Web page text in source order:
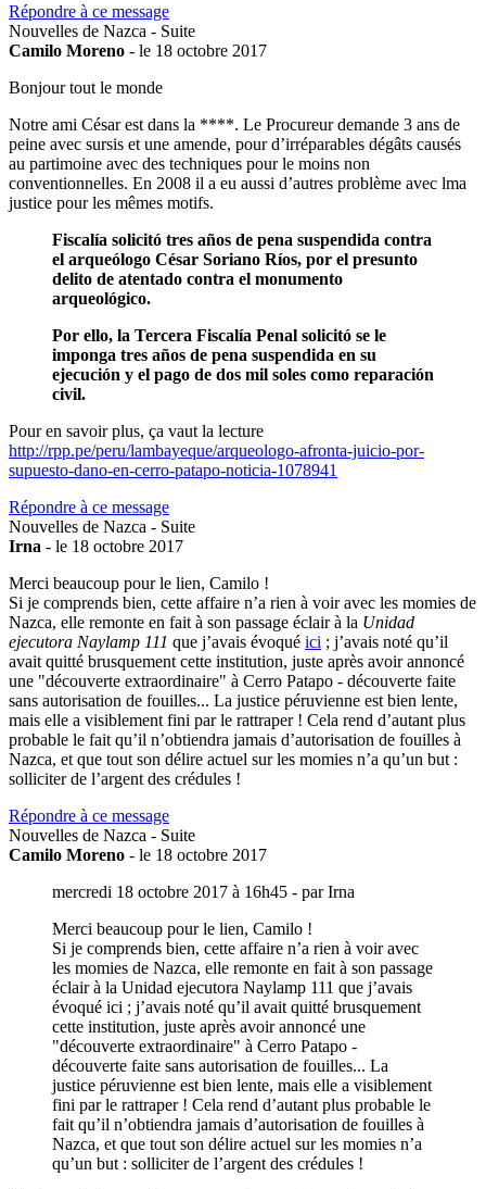
Répondre à ce message
Nouvelles de Nazca - Suite
Camilo Moreno - le 18 octobre 2017
Bonjour tout le monde
Notre ami César est dans la ****. Le Procureur demande 3 ans de
peine avec sursis et une amende, pour d’irréparables dégâts causés
au partimoine avec des techniques pour le moins non
conventionnelles. En 2008 il a eu aussi d’autres problème avec lma
justice pour les mêmes motifs.
Fiscalía solicitó tres años de pena suspendida contra
el arqueólogo César Soriano Ríos, por el presunto
delito de atentado contra el monumento
arqueológico.
Por ello, la Tercera Fiscalía Penal solicitó se le
imponga tres años de pena suspendida en su
ejecución y el pago de dos mil soles como reparación
civil.
Pour en savoir plus, ça vaut la lecture
http://rpp.pe/peru/lambayeque/arqueologo-afronta-juicio-por-
supuesto-dano-en-cerro-patapo-noticia-1078941
Répondre à ce message
Nouvelles de Nazca - Suite
Irna - le 18 octobre 2017
Merci beaucoup pour le lien, Camilo !
Si je comprends bien, cette affaire n’a rien à voir avec les momies de
Nazca, elle remonte en fait à son passage éclair à la Unidad
ejecutora Naylamp 111 que j’avais évoqué ici ; j’avais noté qu’il
avait quitté brusquement cette institution, juste après avoir annoncé
une "découverte extraordinaire" à Cerro Patapo - découverte faite
sans autorisation de fouilles... La justice péruvienne est bien lente,
mais elle a visiblement fini par le rattraper ! Cela rend d’autant plus
probable le fait qu’il n’obtiendra jamais d’autorisation de fouilles à
Nazca, et que tout son délire actuel sur les momies n’a qu’un but :
solliciter de l’argent des crédules !
Répondre à ce message
Nouvelles de Nazca - Suite
Camilo Moreno - le 18 octobre 2017
mercredi 18 octobre 2017 à 16h45 - par Irna
Merci beaucoup pour le lien, Camilo !
Si je comprends bien, cette affaire n’a rien à voir avec
les momies de Nazca, elle remonte en fait à son passage
éclair à la Unidad ejecutora Naylamp 111 que j’avais
évoqué ici ; j’avais noté qu’il avait quitté brusquement
cette institution, juste après avoir annoncé une
"découverte extraordinaire" à Cerro Patapo -
découverte faite sans autorisation de fouilles... La
justice péruvienne est bien lente, mais elle a visiblement
fini par le rattraper ! Cela rend d’autant plus probable le
fait qu’il n’obtiendra jamais d’autorisation de fouilles à
Nazca, et que tout son délire actuel sur les momies n’a
qu’un but : solliciter de l’argent des crédules !